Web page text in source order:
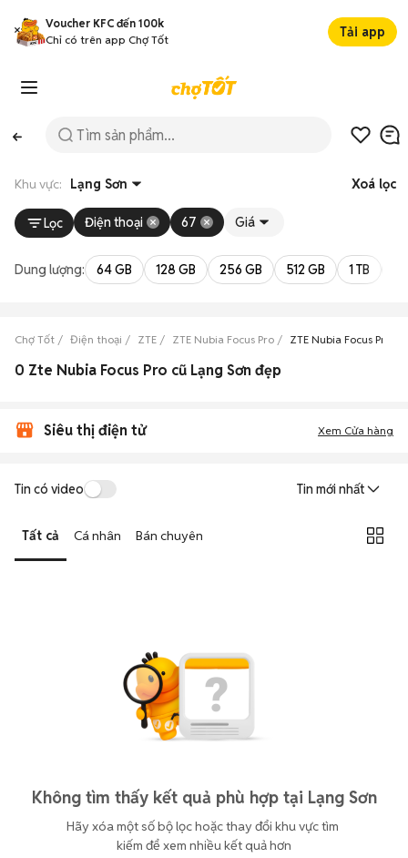
Voucher KFC đến 100k
Chỉ có trên app Chợ Tốt
Tải app
Khu vực: Lạng Sơn Xoá lọc
Lọc Điện thoại 67 Giá
Dung lượng: 64 GB 128 GB 256 GB 512 GB 1 TB
Chợ Tốt Điện thoại ZTE ZTE Nubia Focus Pro ZTE Nubia Focus Pro
0 Zte Nubia Focus Pro cũ Lạng Sơn đẹp
Siêu thị điện tử Xem Cửa hàng
Tin có video Tin mới nhất
Tất cả Cá nhân Bán chuyên
Không tìm thấy kết quả phù hợp tại Lạng Sơn
Hãy xóa một số bộ lọc hoặc thay đổi khu vực tìm
kiếm để xem nhiều kết quả hơn